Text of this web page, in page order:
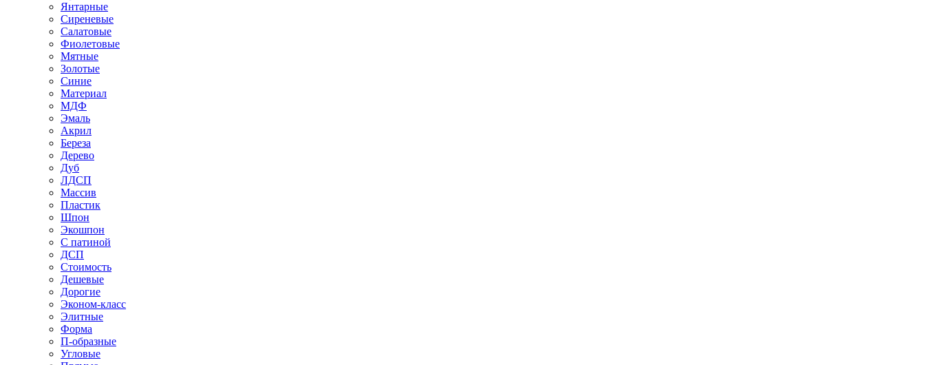
Янтарные
Сиреневые
Салатовые
Фиолетовые
Мятные
Золотые
Синие
Материал
МДФ
Эмаль
Акрил
Береза
Дерево
Дуб
ЛДСП
Массив
Пластик
Шпон
Экошпон
С патиной
ДСП
Стоимость
Дешевые
Дорогие
Эконом-класс
Элитные
Форма
П-образные
Угловые